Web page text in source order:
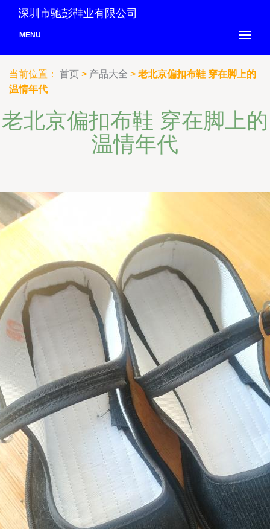
深圳市驰彭鞋业有限公司
MENU
当前位置： 首页 > 产品大全 > 老北京偏扣布鞋 穿在脚上的
温情年代
老北京偏扣布鞋 穿在脚上的
温情年代